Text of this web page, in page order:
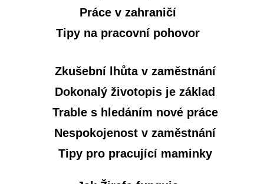
Práce v zahraničí
Tipy na pracovní pohovor
Zkušební lhůta v zaměstnání
Dokonalý životopis je základ
Trable s hledáním nové práce
Nespokojenost v zaměstnání
Tipy pro pracující maminky